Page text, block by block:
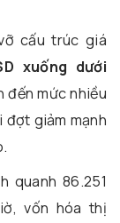
cấu trúc giá
xuống dưới
đến mức nhiều
giảm mạnh
quanh 86.251
vốn hóa thị